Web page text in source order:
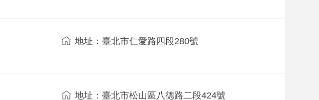
地址：臺北市仁愛路四段280號
地址：臺北市松山區八德路二段424號